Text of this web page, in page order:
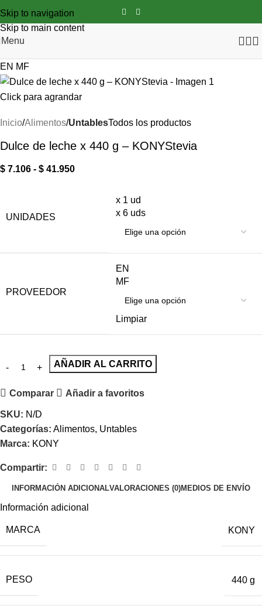
Skip to navigation
Skip to main content
Menu
EN MF
Click para agrandar
Inicio Alimentos UntablesTodos los productos
Dulce de leche x 440 g – KONYStevia
$ 7.106 - $ 41.950
UNIDADES
x 1 ud
x 6 uds
PROVEEDOR
EN
MF
Limpiar
AÑADIR AL CARRITO
Comparar Añadir a favoritos
SKU: N/D
Categorías: Alimentos, Untables
Marca: KONY
Compartir:
INFORMACIÓN ADICIONALVALORACIONES (0)MEDIOS DE ENVÍO
Información adicional
MARCA KONY
PESO 440 g